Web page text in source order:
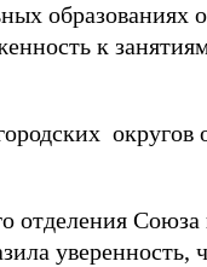
образованиях
к
округов
отделения
уверенность,